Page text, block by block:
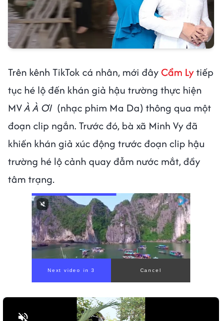
Trên kênh TikTok cá nhân, mới đâyCẩm Lytiếp
tục hé lộ đến khán giả hậu trường thực hiện
MVÀ À ƠI (nhạc phim Ma Da) thông qua một
đoạn clip ngắn. Trước đó, bà xã Minh Vy đã
khiến khán giả xúc động trước đoạn clip hậu
trường hé lộ cảnh quay đẫm nước mắt, đầy
tâm trạng.
Next video in 1 Cancel